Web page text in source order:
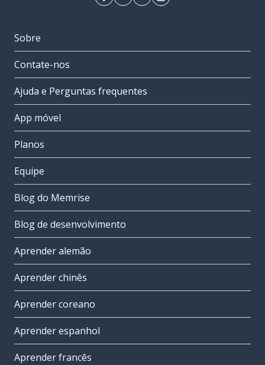
Sobre
Contate-nos
Ajuda e Perguntas frequentes
App móvel
Planos
Equipe
Blog do Memrise
Blog de desenvolvimento
Aprender alemão
Aprender chinês
Aprender coreano
Aprender espanhol
Aprender francês